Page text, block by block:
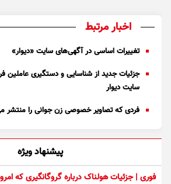
اخبار مرتبط
تغییرات اساسی در آگهی‌های سایت «دیوار»
جزئیات جدید از شناسایی و دستگیری عاملین
سایت دیوار
فردی که تصاویر خصوصی زن جوانی را منتشر
پیشنهاد ویژه
فوری | جزئیات هولناک درباره گروگانگیری که